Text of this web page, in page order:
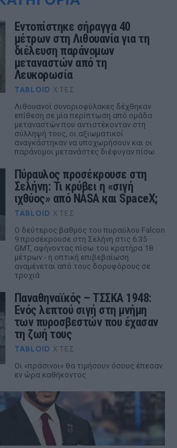
Εντοπίστηκε σήραγγα 40
μέτρων στη Λιθουανία για τη
διέλευση παράνομων
μεταναστών από τη
Λευκορωσία
TABLOID ΧΤΕΣ
Λιθουανοί συνοριοφύλακες δέχθηκαν
επίθεση σε μία περίπτωση από ομάδα
μεταναστών που αντιστέκονταν στη
σύλληψή τους, οι αξιωματικοί
αναγκάστηκαν να υποχωρήσουν και οι
παράνομοι μετανάστες διέφυγαν πίσω
Πύραυλος προσέκρουσε στη
Σελήνη: Τι κρύβει η «σιγή
ιχθύος» από NASA και SpaceX;
TABLOID ΧΤΕΣ
Ο δεύτερος βαθμός του πυραύλου Falcon
9 προσέκρουσε στη Σελήνη στις 6:35
GMT, αφήνοντας πίσω του κρατήρα 18
μέτρων - η οπτική επιβεβαίωση
αναμένεται από τους δορυφόρους σε
τροχιά
Παναθηναϊκός – ΤΣΣΚΑ 1948:
Ενός λεπτού σιγή στη μνήμη
των πυροσβεστών που έχασαν
τη ζωή τους
TABLOID ΧΤΕΣ
Οι «πράσινοι« θα τιμήσουν όσους έπεσαν
εν ώρα καθήκοντος